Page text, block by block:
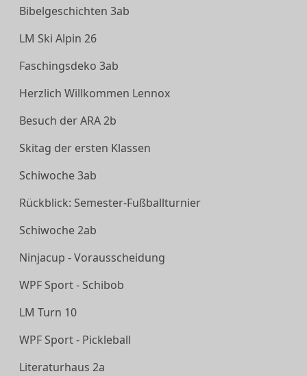
Bibelgeschichten 3ab
LM Ski Alpin 26
Faschingsdeko 3ab
Herzlich Willkommen Lennox
Besuch der ARA 2b
Skitag der ersten Klassen
Schiwoche 3ab
Rückblick: Semester-Fußballturnier
Schiwoche 2ab
Ninjacup - Vorausscheidung
WPF Sport - Schibob
LM Turn 10
WPF Sport - Pickleball
Literaturhaus 2a